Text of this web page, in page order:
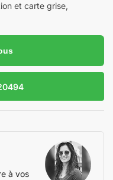
et carte grise,
à vos